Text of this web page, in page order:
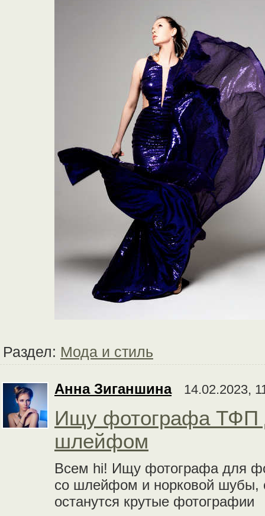
Раздел: Мода и стиль
Анна Зиганшина 14.02.2023,
Ищу фотографа ТФП
шлейфом
Всем hi! Ищу фотографа для
со шлейфом и норковой шубы,
останутся крутые фотографии